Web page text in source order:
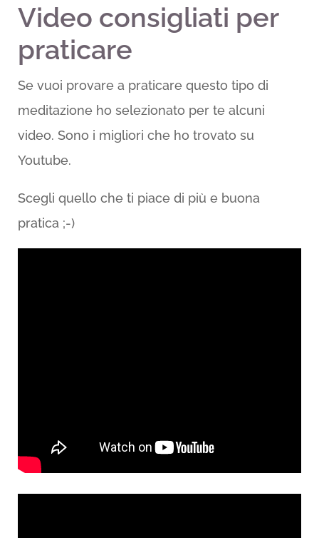
Video consigliati per
praticare
Se vuoi provare a praticare questo tipo di
meditazione ho selezionato per te alcuni
video. Sono i migliori che ho trovato su
Youtube.
Scegli quello che ti piace di più e buona
pratica ;-)